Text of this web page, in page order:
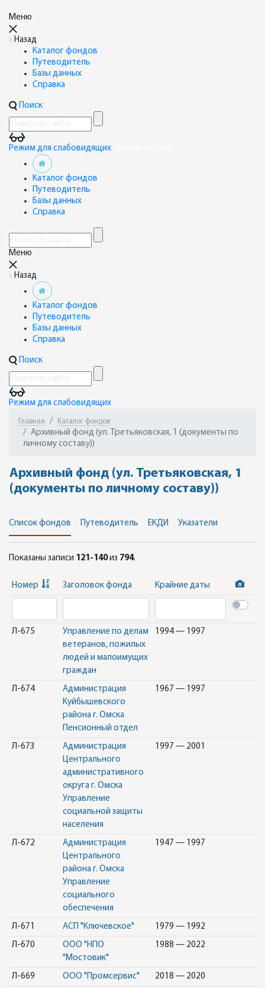
Меню
Назад
Каталог фондов
Путеводитель
Базы данных
Справка
Поиск
Режим для слабовидящих
Каталог фондов
Путеводитель
Базы данных
Справка
Меню
Назад
Каталог фондов
Путеводитель
Базы данных
Справка
Поиск
Режим для слабовидящих
Главная Каталог фондов
Архивный фонд (ул. Третьяковская, 1 (документы по
личному составу))
Архивный фонд (ул. Третьяковская, 1
(документы по личному составу))
Список фондов Путеводитель ЕКДИ Указатели
Показаны записи 121-140из 794.
Номер Заголовок фонда Крайние даты
Л-675
Управление по делам
ветеранов, пожилых
людей и малоимущих
граждан
1994 — 1997
Л-674
Администрация
Куйбышевского
района г. Омска
Пенсионный отдел
1967 — 1997
Л-673
Администрация
Центрального
административного
округа г. Омска
Управление
социальной защиты
населения
1997 — 2001
Л-672
Администрация
Центрального
района г. Омска
Управление
социального
обеспечения
1947 — 1997
Л-671 АСП "Ключевское" 1979 — 1992
Л-670
ООО "НПО
"Мостовик"
1988 — 2022
Л-669 ООО "Промсервис" 2018 — 2020